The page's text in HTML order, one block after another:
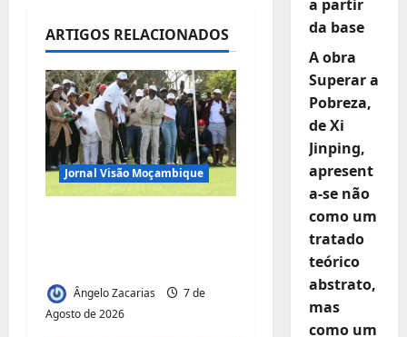
ã
o
d
e
a
i
ARTIGOS RELACIONADOS
Jornal Visão Moçambique
Ângelo Zacarias
7 de
Agosto de 2026
a partir
da base
A obra
Superar a
Pobreza,
de Xi
Jinping,
apresent
a-se não
como um
tratado
teórico
abstrato,
mas
como um